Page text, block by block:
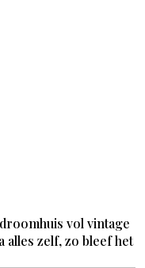
vol vintage
alles zelf, zo bleef het